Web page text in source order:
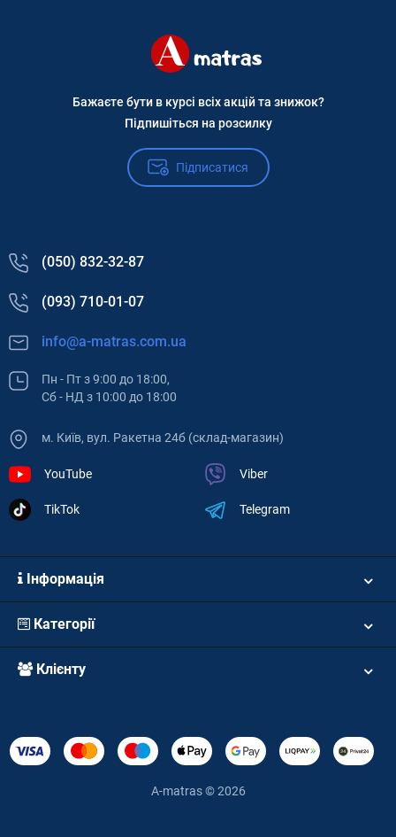
Бажаєте бути в курсі всіх акцій та знижок?
Підпишіться на розсилку
Підписатися
(050) 832-32-87
(093) 710-01-07
info@a-matras.com.ua
Пн - Пт з 9:00 до 18:00,
Сб - НД з 10:00 до 18:00
м. Київ, вул. Ракетна 24б (склад-магазин)
YouTube
TikTok
Viber
Telegram
Інформація
Категорії
Клієнту
A-matras © 2026